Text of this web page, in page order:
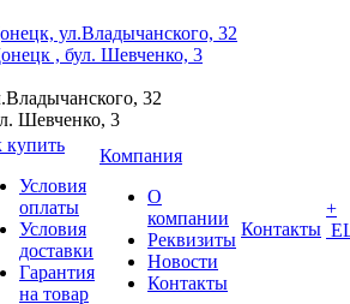
ул.Владычанского, 32
, бул. Шевченко, 3
32
Шевченко, 3
купить
Условия
оплаты
Условия
доставки
Гарантия
на товар
Компания
О
компании
Реквизиты
Новости
Контакты
Контакты
+